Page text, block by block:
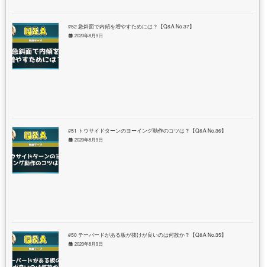
#52 急斜面で内傾を増やすためには？【Q&A No.37】
2020年8月9日
#51 トウサイドターンのヨーイング動作のコツは？【Q&A No.36】
2020年8月9日
#50 テーパードがある板が抜けが良いのは何故か？【Q&A No.35】
2020年8月9日